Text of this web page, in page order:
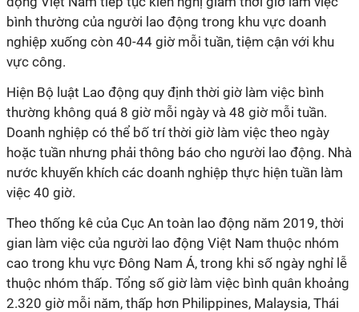
bình thường của người lao động trong khu vực doanh
nghiệp xuống còn 40-44 giờ mỗi tuần, tiệm cận với khu
vực công.
Hiện Bộ luật Lao động quy định thời giờ làm việc bình
thường không quá 8 giờ mỗi ngày và 48 giờ mỗi tuần.
Doanh nghiệp có thể bố trí thời giờ làm việc theo ngày
hoặc tuần nhưng phải thông báo cho người lao động. Nhà
nước khuyến khích các doanh nghiệp thực hiện tuần làm
việc 40 giờ.
Theo thống kê của Cục An toàn lao động năm 2019, thời
gian làm việc của người lao động Việt Nam thuộc nhóm
cao trong khu vực Đông Nam Á, trong khi số ngày nghỉ lễ
thuộc nhóm thấp. Tổng số giờ làm việc bình quân khoảng
2.320 giờ mỗi năm, thấp hơn Philippines, Malaysia, Thái